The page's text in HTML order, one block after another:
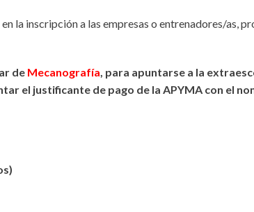
la inscripción a las empresas o entrenadores/as,
de Mecanografía, para apuntarse a la
el justificante de pago de la APYMA con el